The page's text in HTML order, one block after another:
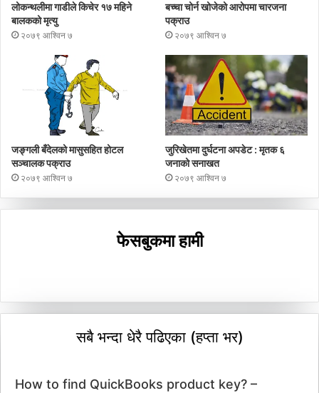
लोकन्थलीमा गाडीले किचेर १७ महिने
बालकको मृत्यु
२०७९ आश्विन ७
बच्चा चोर्न खोजेको आरोपमा चारजना
पक्राउ
२०७९ आश्विन ७
जङ्गली बँदेलको मासुसहित होटल
सञ्चालक पक्राउ
२०७९ आश्विन ७
जुरिखेतमा दुर्घटना अपडेट : मृतक ६
जनाको सनाखत
२०७९ आश्विन ७
फेसबुकमा हामी
सबै भन्दा धेरै पढिएका (हप्ता भर)
How to find QuickBooks product key? –